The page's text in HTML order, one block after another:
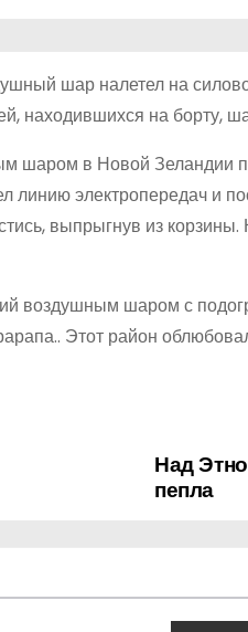
шар налетел на
находившихся на борту,
шаром в Новой Зеландии
линию электропередач и
выпрыгнув из
воздушным шаром с
Этот район
Над
пепла